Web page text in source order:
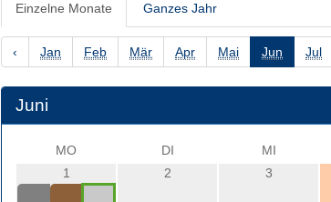
Einzelne Monate Ganzes Jahr
‹ Jan Feb Mär Apr Mai Jun Jul
Juni
MO DI MI
1
2 3